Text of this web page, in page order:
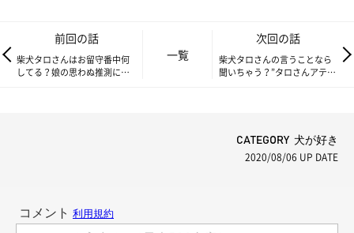
前回の話
柴犬タロさんはお留守番中何
してる？娘の思わぬ推測に驚
一覧
次回の話
柴犬タロさんの言うことなら
聞いちゃう？”タロさんアテレ
CATEGORY 犬が好き
2020/08/06 UP DATE